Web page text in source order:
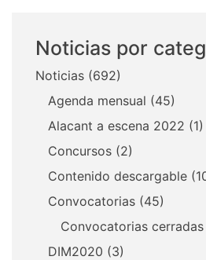
Noticias por
Noticias (692)
Agenda mensual (45)
Alacant a escena 2022 (1)
Concursos (2)
Contenido descargable
Convocatorias (45)
Convocatorias cerradas
DIM2020 (3)